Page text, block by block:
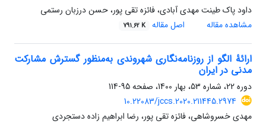
داود پاک طینت مهدی آبادی، فائزه تقی پور، حسن درزبان رستمی
مشاهده مقاله
اصل مقاله 791.62 K
ارائۀ الگو از روزنامه‌نگاری شهروندی به‌منظور گسترش مشارکت
مدنی در ایران
دوره 22، شماره 53، بهار 1400، صفحه
95-114
10.22083/jccs.2020.211445.2974
مهدی خسروشاهی، فائزه تقی پور، رضا ابراهیم زاده دستجردی